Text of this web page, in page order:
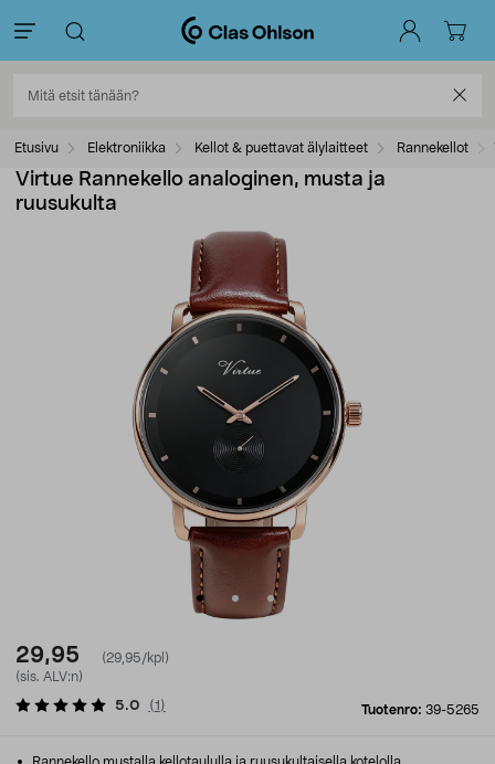
Etusivu Elektroniikka Kellot & puettavat älylaitteet Rannekellot
Virtue Rannekello analoginen, musta ja
ruusukulta
29,95
(29,95/kpl)
(sis. ALV:n)
Tuotenro: 39-5265
5.0 (1 )